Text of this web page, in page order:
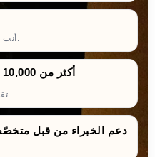
أنت من يحصل دائمًا على أفضل صفقة.
تقييمات صادقة ونزيهة للشراء بثقة.
دعم الخبراء من قبل